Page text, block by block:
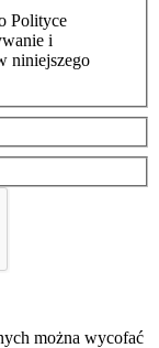
Polityce
i
niniejszego
można wycofać